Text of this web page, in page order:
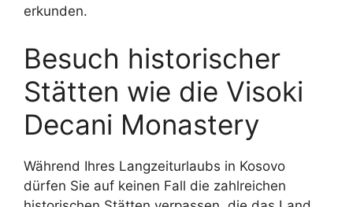
erkunden.
Besuch historischer
Stätten wie die Visoki
Decani Monastery
Während Ihres Langzeiturlaubs in Kosovo
dürfen Sie auf keinen Fall die zahlreichen